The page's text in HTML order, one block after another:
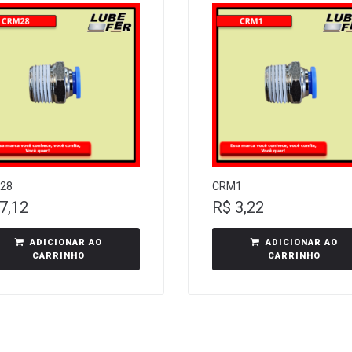
ADICIONAR AO
CARRINHO
CRM1
R$ 3,22
ADICIONAR AO
CARRINHO